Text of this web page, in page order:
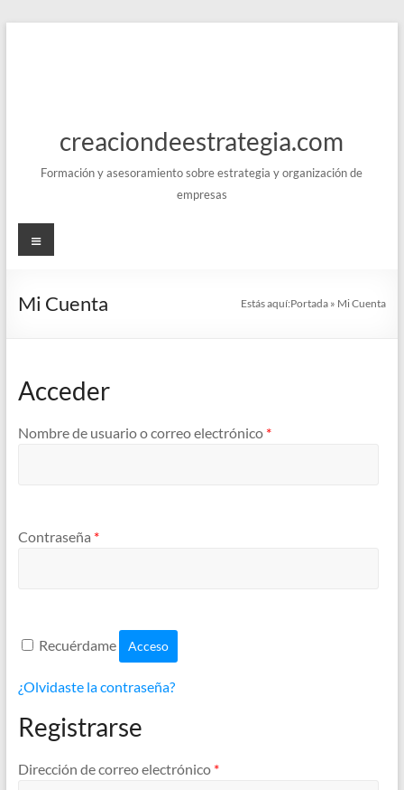
creaciondeestrategia.com
Formación y asesoramiento sobre estrategia y organización de
empresas
Menú
Mi Cuenta Estás aquí:Portada » Mi Cuenta
Acceder
Nombre de usuario o correo electrónico *Obligatorio
Contraseña *Obligatorio
Recuérdame Acceso
¿Olvidaste la contraseña?
Registrarse
Dirección de correo electrónico *Obligatorio